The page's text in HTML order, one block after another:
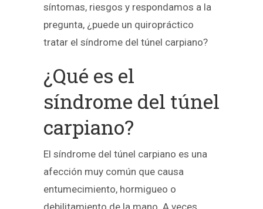
síntomas, riesgos y respondamos a la
pregunta, ¿puede un quiropráctico
tratar el síndrome del túnel carpiano?
¿Qué es el
síndrome del túnel
carpiano?
El síndrome del túnel carpiano es una
afección muy común que causa
entumecimiento, hormigueo o
debilitamiento de la mano. A veces